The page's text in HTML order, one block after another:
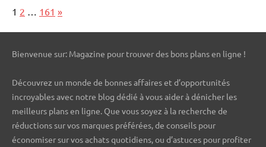
Page:
1 2 161 Next
»
Bienvenue sur: Magazine pour trouver des bons plans en ligne !
Découvrez un monde de bonnes affaires et d’opportunités
incroyables avec notre blog dédié à vous aider à dénicher les
meilleurs plans en ligne. Que vous soyez à la recherche de
réductions sur vos marques préférées, de conseils pour
économiser sur vos achats quotidiens, ou d’astuces pour profiter